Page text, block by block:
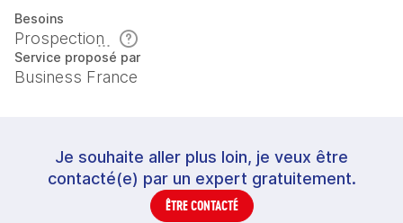
Besoins
Prospection
Service proposé par
Business France
Je souhaite aller plus loin, je veux être
contacté(e) par un expert gratuitement.
ÊTRE CONTACTÉ